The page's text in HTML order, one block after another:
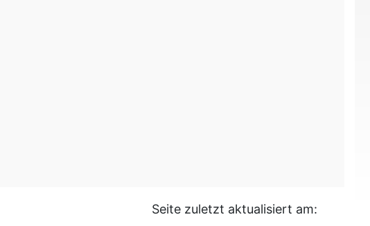
Seite zuletzt aktualisiert am: